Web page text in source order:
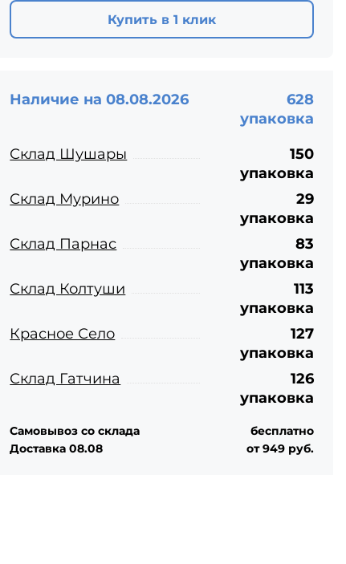
Купить в 1 клик
Наличие на 08.08.2026
628
упаковка
Склад Шушары
150
упаковка
Склад Мурино
29
упаковка
Склад Парнас
83
упаковка
Склад Колтуши
113
упаковка
Красное Село
127
упаковка
Склад Гатчина
126
упаковка
Самовывоз со склада
бесплатно
Доставка 08.08
от 949 руб.